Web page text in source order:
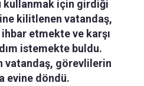
kullanmak için girdiği
kilitlenen vatandaş,
etmekte ve karşı
istemekte buldu.
vatandaş, görevlilerin
evine döndü.